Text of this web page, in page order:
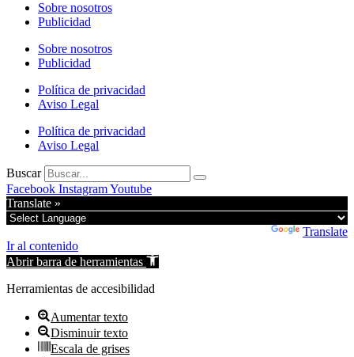
Sobre nosotros
Publicidad
Sobre nosotros
Publicidad
Política de privacidad
Aviso Legal
Política de privacidad
Aviso Legal
Buscar
Facebook InstagramYoutube
Translate »
Translate
Ir al contenido
Abrir barra de herramientas
Herramientas de accesibilidad
Aumentar texto
Disminuir texto
Escala de grises